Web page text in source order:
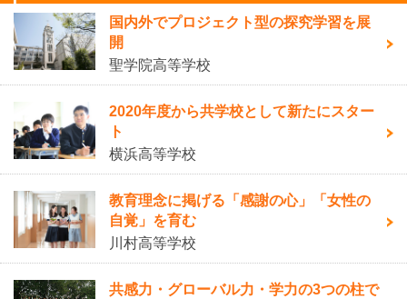
国内外でプロジェクト型の探究学習を展
開
聖学院高等学校
2020年度から共学校として新たにスター
ト
横浜高等学校
教育理念に掲げる「感謝の心」「女性の
自覚」を育む
川村高等学校
共感力・グローバル力・学力の3つの柱で